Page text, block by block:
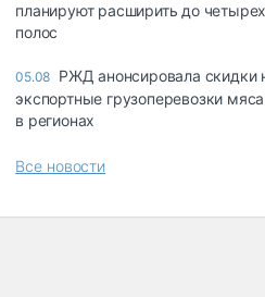
планируют расширить до четырех
полос
05.08 РЖД анонсировала скидки
экспортные грузоперевозки мяса
в регионах
Все новости